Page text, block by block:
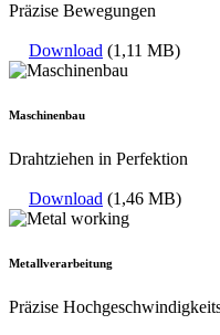
Präzise Bewegungen
Download (1,11 MB)
Maschinenbau
Drahtziehen in Perfektion
Download (1,46 MB)
Metallverarbeitung
Präzise